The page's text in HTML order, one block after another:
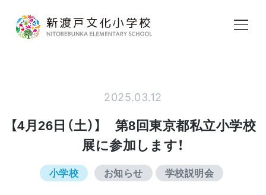
学校生活
2025.03.12
【4月26日（土）】 第8回東京都私立小学校
展に参加します！
小学校 お知らせ 学校説明会